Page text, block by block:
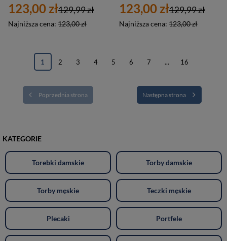
123,00 zł
Najniższa cena: 123,00 zł
129,99 zł 123,00 zł
Najniższa cena: 123,00 zł
129,99 zł
Poprzednia strona
1 2 3 4 5 6 7 ... 16
Następna strona
KATEGORIE
Torebki damskie Torby damskie
Torby męskie Teczki męskie
Plecaki Portfele